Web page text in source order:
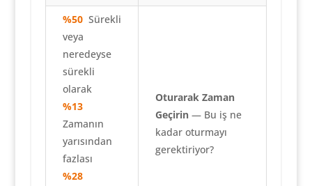
%50Sürekli
veya
neredeyse
sürekli
olarak
%13
Zamanın
yarısından
fazlası
%28
Oturarak Zaman
Geçirin— Bu iş ne
kadar oturmayı
gerektiriyor?